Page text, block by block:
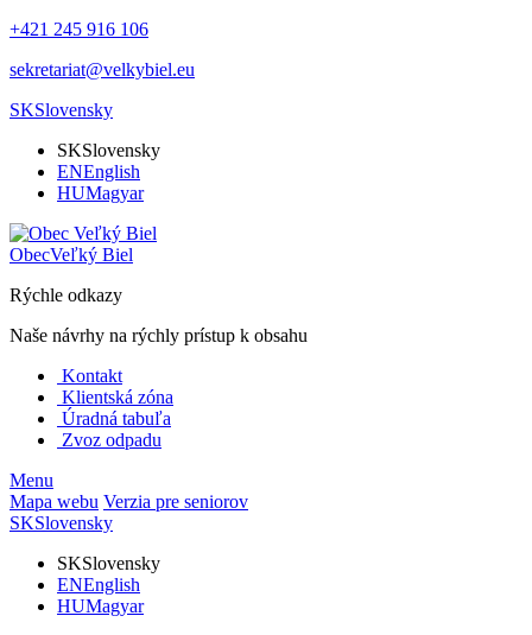
+421 245 916 106
sekretariat@velkybiel.eu
SKSlovensky
SKSlovensky
ENEnglish
HUMagyar
ObecVeľký Biel
Rýchle odkazy
Naše návrhy na rýchly prístup k obsahu
Kontakt
Klientská zóna
Úradná tabuľa
Zvoz odpadu
Menu
Mapa webu Verzia pre seniorov
SKSlovensky
SKSlovensky
ENEnglish
HUMagyar